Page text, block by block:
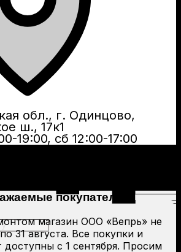
обл., г. Одинцово,
ш., 17к1
19:00, сб 12:00-17:00
покупатели!
магазин ООО «Вепрь» не
31 августа. Все покупки и
доступны с 1 сентября. Просим